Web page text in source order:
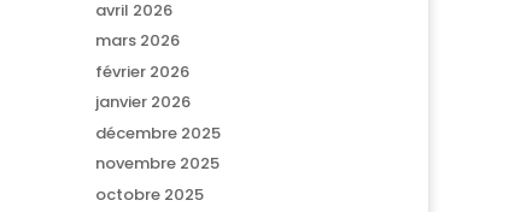
avril 2026
mars 2026
février 2026
janvier 2026
décembre 2025
novembre 2025
octobre 2025